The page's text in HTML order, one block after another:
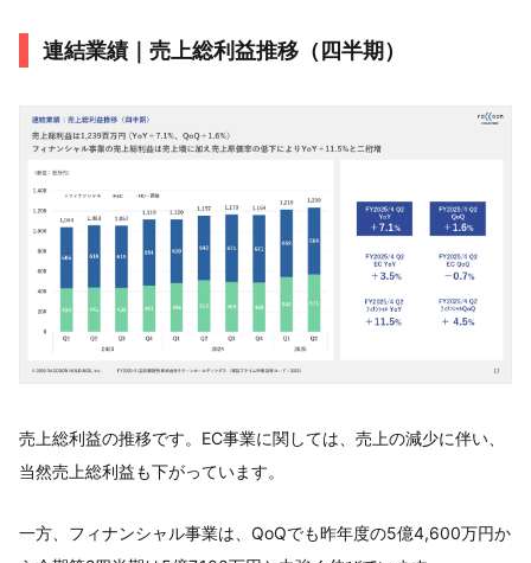
連結業績｜売上総利益推移（四半期）
売上総利益の推移です。EC事業に関しては、売上の減少に伴い、
当然売上総利益も下がっています。
一方、フィナンシャル事業は、QoQでも昨年度の5億4,600万円か